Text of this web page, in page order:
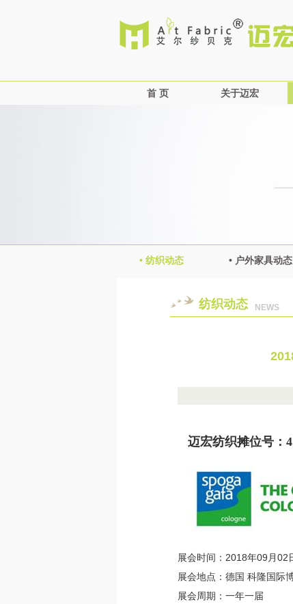
首 页 关于迈宏
• 纺织动态 • 户外家具动态
纺织动态 NEWS
迈宏纺织摊位号：
展会时间：2018年09月02
展会地点：德国 科隆国际
展会周期：一年一届